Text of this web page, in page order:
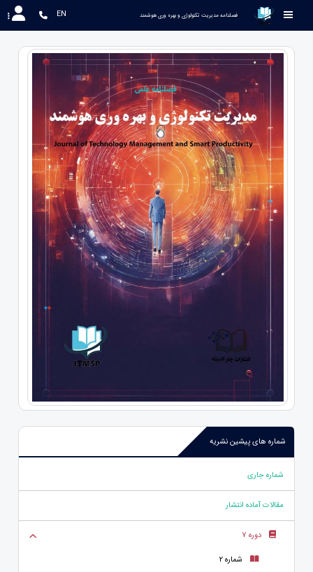
EN
شماره های پیشین نشریه
شماره جاری
مقالات آماده انتشار
دوره 7
شماره 2